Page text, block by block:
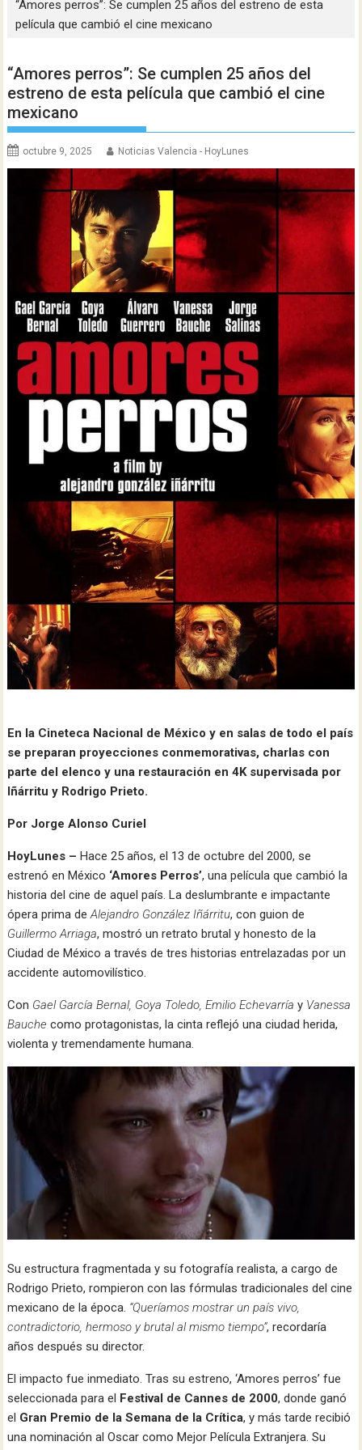
“Amores perros”: Se cumplen 25 años del estreno de esta
película que cambió el cine mexicano
“Amores perros”: Se cumplen 25 años del
estreno de esta película que cambió el cine
mexicano
octubre 9, 2025 Noticias Valencia - HoyLunes
En la Cineteca Nacional de México y en salas de todo el país
se preparan proyecciones conmemorativas, charlas con
parte del elenco y una restauración en 4K supervisada por
Iñárritu y Rodrigo Prieto.
Por Jorge Alonso Curiel
HoyLunes –Hace 25 años, el 13 de octubre del 2000, se
estrenó en México ‘Amores Perros’, una película que cambió la
historia del cine de aquel país. La deslumbrante e impactante
ópera prima deAlejandro González Iñárritu, con guion de
Guillermo Arriaga, mostró un retrato brutal y honesto de la
Ciudad de México a través de tres historias entrelazadas por un
accidente automovilístico.
Con Gael García Bernal, Goya Toledo, Emilio Echevarría y Vanessa
Bauche como protagonistas, la cinta reflejó una ciudad herida,
violenta y tremendamente humana.
Su estructura fragmentada y su fotografía realista, a cargo de
Rodrigo Prieto, rompieron con las fórmulas tradicionales del cine
mexicano de la época. “Queríamos mostrar un país vivo,
contradictorio, hermoso y brutal al mismo tiempo”, recordaría
años después su director.
El impacto fue inmediato. Tras su estreno, ‘Amores perros’ fue
seleccionada para el Festival de Cannes de 2000, donde ganó
el Gran Premio de la Semana de la Crítica, y más tarde recibió
una nominación al Oscar como Mejor Película Extranjera. Su